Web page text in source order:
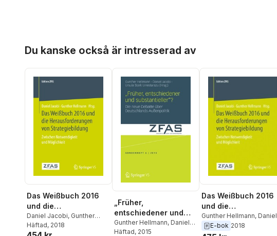
Du kanske också är intresserad av
Das Weißbuch 2016
und die
Herausforderungen
von Strategiebildung
Daniel Jacobi, Gunther
Hellmann
Häftad, 2018
„Früher,
entschiedener und
substantieller“?
Gunther Hellmann, Daniel
Jacobi, Úrsula Stark
Häftad, 2015
Das Weißbuch 2016
und die
Herausforderungen
von Strategiebildung
Gunther Hellmann, Daniel
Jacobi
E-bok 2018